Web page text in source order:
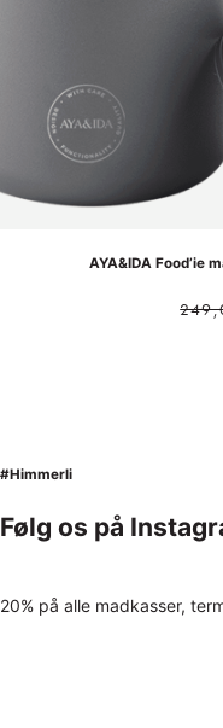
AYA&IDA Food’ie
#Himmerli
Følg os på
20% på alle madkasser,